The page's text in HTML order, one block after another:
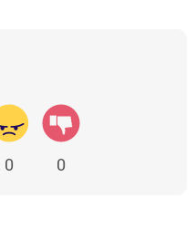
0 0